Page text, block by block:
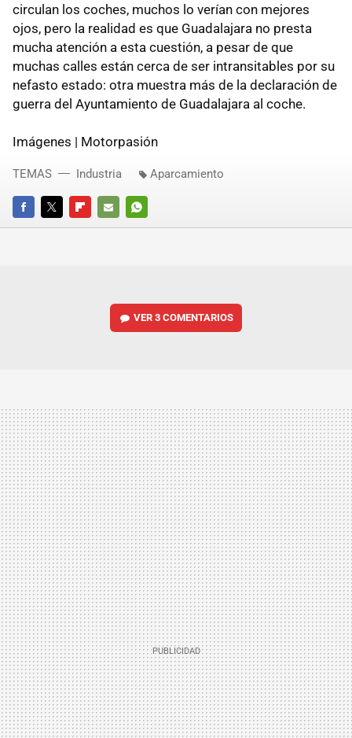
circulan los coches, muchos lo verían con mejores
ojos, pero la realidad es que Guadalajara no presta
mucha atención a esta cuestión, a pesar de que
muchas calles están cerca de ser intransitables por su
nefasto estado: otra muestra más de la declaración de
guerra del Ayuntamiento de Guadalajara al coche.
Imágenes | Motorpasión
FACEBOOKTWITTERFLIPBOARD
E-
WHATSAPP
TEMAS Industria Aparcamiento
VER3 COMENTARIOS